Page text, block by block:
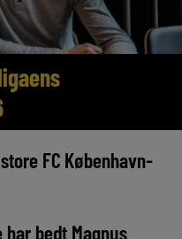
FC København-
bedt Magnus